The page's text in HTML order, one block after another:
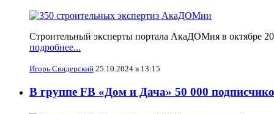
Строительный эксперты портала АкаДОМия в октябре
подробнее...
Игорь Свидерский 25.10.2024 в 13:15
В группе FB «Дом и Дача» 50 000